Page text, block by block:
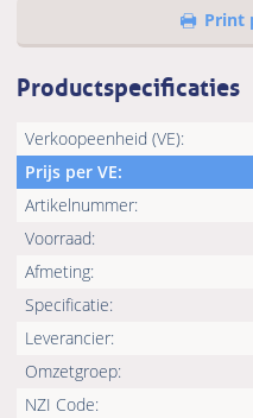
Print
Productspecificaties
Verkoopeenheid (VE):
Prijs per VE:
Artikelnummer:
Voorraad:
Afmeting:
Specificatie:
Leverancier:
Omzetgroep:
NZI Code: